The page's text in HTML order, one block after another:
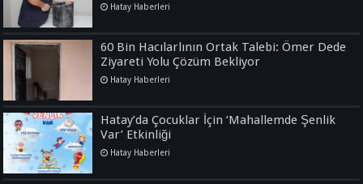
Hatay Haberleri
60 Bin Hacılarlının Ortak Talebi: Ömer Dede
Ziyareti Yolu Çözüm Bekliyor
Hatay Haberleri
Hatay’da Çocuklar İçin ‘Mahallemde Şenlik
Var’ Etkinliği
Hatay Haberleri